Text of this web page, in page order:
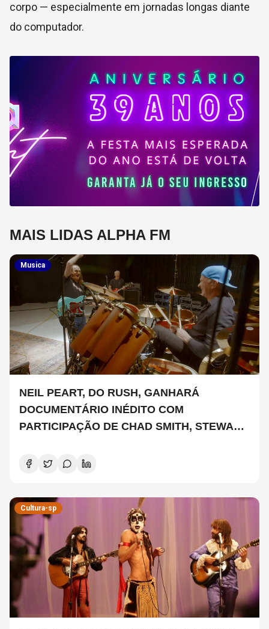
corpo — especialmente em jornadas longas diante
do computador.
MAIS LIDAS ALPHA FM
Musica
NEIL PEART, DO RUSH, GANHARÁ
DOCUMENTÁRIO INÉDITO COM
PARTICIPAÇÃO DE CHAD SMITH, STEWART
Cultura-sp